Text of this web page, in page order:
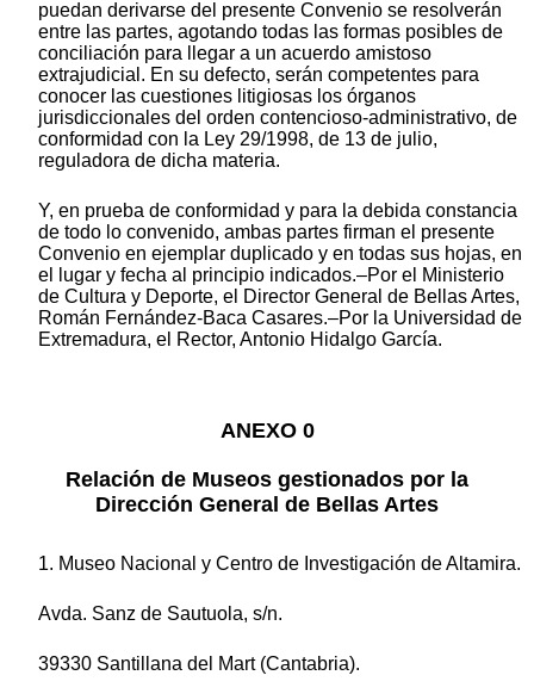
puedan derivarse del presente Convenio se resolverán
entre las partes, agotando todas las formas posibles de
conciliación para llegar a un acuerdo amistoso
extrajudicial. En su defecto, serán competentes para
conocer las cuestiones litigiosas los órganos
jurisdiccionales del orden contencioso-administrativo, de
conformidad con la Ley 29/1998, de 13 de julio,
reguladora de dicha materia.
Y, en prueba de conformidad y para la debida constancia
de todo lo convenido, ambas partes firman el presente
Convenio en ejemplar duplicado y en todas sus hojas, en
el lugar y fecha al principio indicados.–Por el Ministerio
de Cultura y Deporte, el Director General de Bellas Artes,
Román Fernández-Baca Casares.–Por la Universidad de
Extremadura, el Rector, Antonio Hidalgo García.
ANEXO 0
Relación de Museos gestionados por la
Dirección General de Bellas Artes
1. Museo Nacional y Centro de Investigación de Altamira.
Avda. Sanz de Sautuola, s/n.
39330 Santillana del Mart (Cantabria).